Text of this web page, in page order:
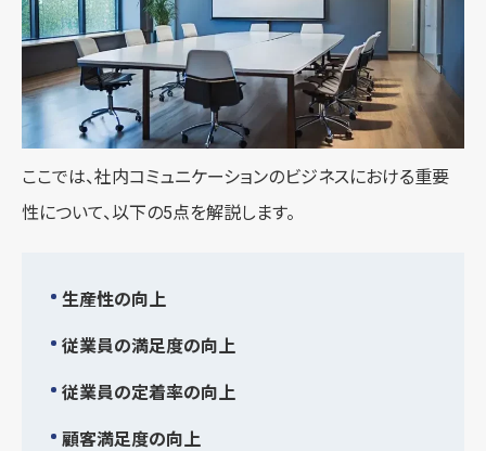
ここでは、社内コミュニケーションのビジネスにおける重要
性について、以下の5点を解説します。
生産性の向上
従業員の満足度の向上
従業員の定着率の向上
顧客満足度の向上